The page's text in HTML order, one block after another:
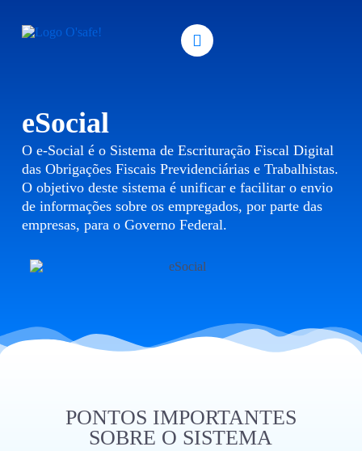
eSocial
O e-Social é o Sistema de Escrituração Fiscal Digital
das Obrigações Fiscais Previdenciárias e Trabalhistas.
O objetivo deste sistema é unificar e facilitar o envio
de informações sobre os empregados, por parte das
empresas, para o Governo Federal.
PONTOS IMPORTANTES
SOBRE O SISTEMA